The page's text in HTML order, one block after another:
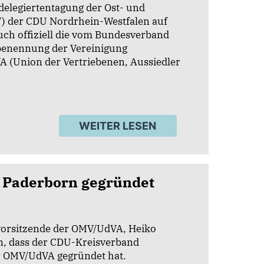
der Ost- und
der CDU Nordrhein-Westfalen auf
offiziell die vom Bundesverband
der Vereinigung
(Union der Vertriebenen, Aussiedler
WEITER LESEN
gegründet
der OMV/UdVA, Heiko
dass der CDU-Kreisverband
UdVA gegründet hat.